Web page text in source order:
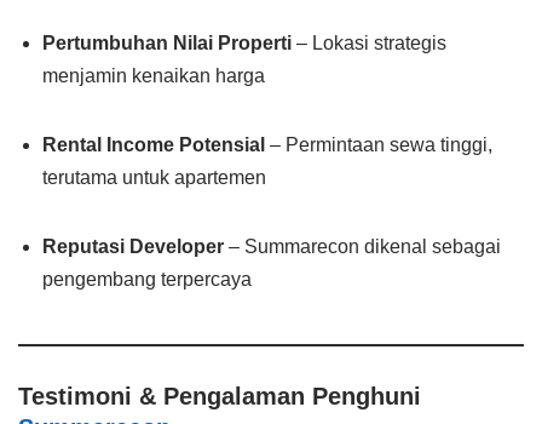
Pertumbuhan Nilai Properti – Lokasi strategis
menjamin kenaikan harga
Rental Income Potensial – Permintaan sewa tinggi,
terutama untuk apartemen
Reputasi Developer – Summarecon dikenal sebagai
pengembang terpercaya
Testimoni & Pengalaman Penghuni